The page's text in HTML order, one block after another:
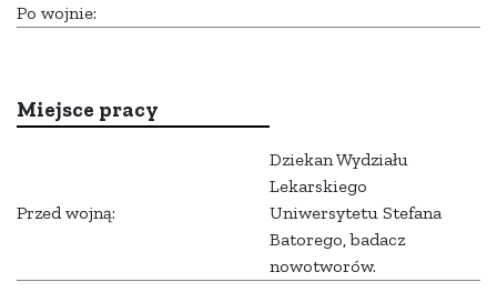
Po wojnie:
Miejsce pracy
Przed wojną:
Dziekan Wydziału
Lekarskiego
Uniwersytetu Stefana
Batorego, badacz
nowotworów.